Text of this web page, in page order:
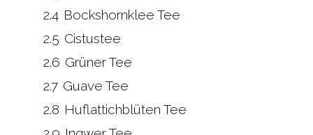
2.4 Bockshornklee Tee
2.5 Cistustee
2.6 Grüner Tee
2.7 Guave Tee
2.8 Huflattichblüten Tee